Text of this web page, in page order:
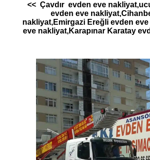
<< Çavdır evden eve
evden eve
nakliyat,Emirgazi Ereğli evden eve
eve nakliyat,Karapınar Karatay